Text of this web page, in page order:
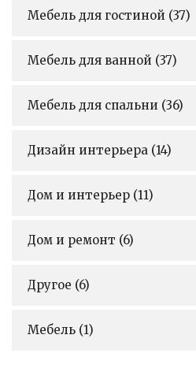
Мебель для гостиной (37)
Мебель для ванной (37)
Мебель для спальни (36)
Дизайн интерьера (14)
Дом и интерьер (11)
Дом и ремонт (6)
Другое (6)
Мебель (1)